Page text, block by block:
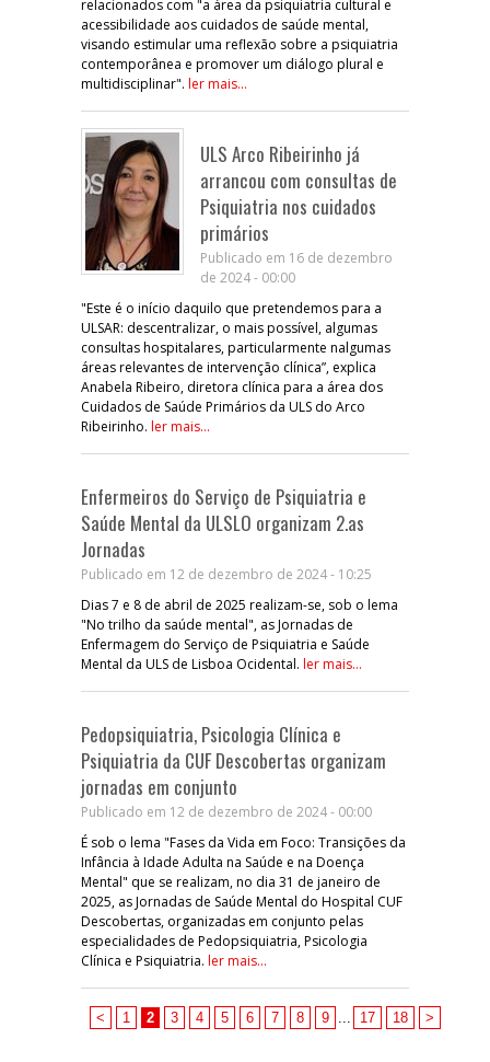
relacionados com "a área da psiquiatria cultural e
acessibilidade aos cuidados de saúde mental,
visando estimular uma reflexão sobre a psiquiatria
contemporânea e promover um diálogo plural e
multidisciplinar". ler mais...
ULS Arco Ribeirinho já
arrancou com consultas de
Psiquiatria nos cuidados
primários
Publicado em 16 de dezembro
de 2024 - 00:00
"Este é o início daquilo que pretendemos para a
ULSAR: descentralizar, o mais possível, algumas
consultas hospitalares, particularmente nalgumas
áreas relevantes de intervenção clínica”, explica
Anabela Ribeiro, diretora clínica para a área dos
Cuidados de Saúde Primários da ULS do Arco
Ribeirinho. ler mais...
Enfermeiros do Serviço de Psiquiatria e
Saúde Mental da ULSLO organizam 2.as
Jornadas
Publicado em 12 de dezembro de 2024 - 10:25
Dias 7 e 8 de abril de 2025 realizam-se, sob o lema
"No trilho da saúde mental", as Jornadas de
Enfermagem do Serviço de Psiquiatria e Saúde
Mental da ULS de Lisboa Ocidental. ler mais...
Pedopsiquiatria, Psicologia Clínica e
Psiquiatria da CUF Descobertas organizam
jornadas em conjunto
Publicado em 12 de dezembro de 2024 - 00:00
É sob o lema "Fases da Vida em Foco: Transições da
Infância à Idade Adulta na Saúde e na Doença
Mental" que se realizam, no dia 31 de janeiro de
2025, as Jornadas de Saúde Mental do Hospital CUF
Descobertas, organizadas em conjunto pelas
especialidades de Pedopsiquiatria, Psicologia
Clínica e Psiquiatria. ler mais...
< 1 2 3 4 5 6 7 8 9 17 18 >